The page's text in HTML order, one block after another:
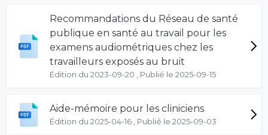
Recommandations du Réseau de santé
publique en santé au travail pour les
examens audiométriques chez les
travailleurs exposés au bruit
Édition du 2023-09-20 , Publié le 2025-09-15
Aide-mémoire pour les cliniciens
Édition du 2025-04-16 , Publié le 2025-09-03